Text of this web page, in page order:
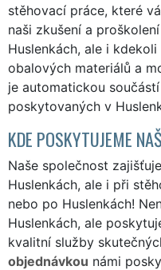
stěhovací práce, které
naši zkušení a
Huslenkách, ale i
obalových materiálů a
je automatickou
poskytovaných v
KDE POSKYTUJEME
Naše společnost
Huslenkách, ale i při
nebo po Huslenkách!
Huslenkách, ale
kvalitní služby
objednávkou námi